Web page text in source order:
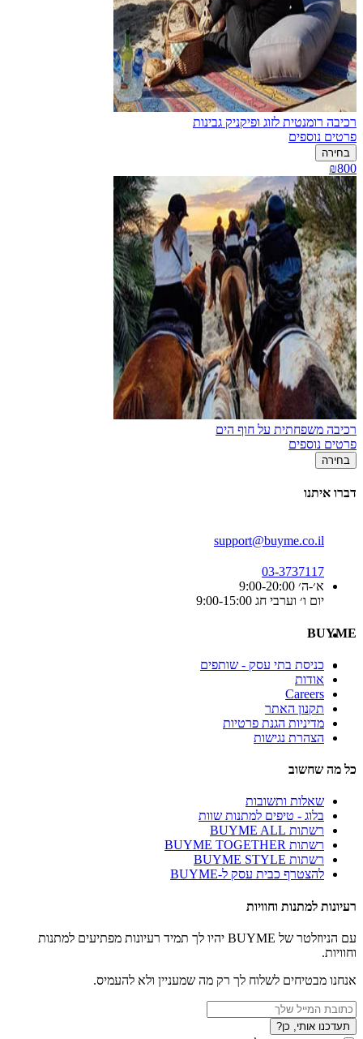
רכיבה רומנטית לזוג ופיקניק גבינות
פרטים נוספים
בחירה
₪800
רכיבה משפחתית על חוף הים
פרטים נוספים
בחירה
דברו איתנו
support@buyme.co.il
03-3737117
א׳-ה׳ 9:00-20:00
יום ו׳ וערבי חג 9:00-15:00
BUYME
כניסת בתי עסק - שותפים
אודות
Careers
תקנון האתר
מדיניות הגנת פרטיות
הצהרת נגישות
כל מה שחשוב
שאלות ותשובות
בלוג - טיפים למתנות שוות
רשתות BUYME ALL
רשתות BUYME TOGETHER
רשתות BUYME STYLE
להצטרף כבית עסק ל-BUYME
רעיונות למתנות וחוויות
עם הניוזלטר של BUYME יהיו לך תמיד רעיונות מפתיעים למתנות
וחוויות.
אנחנו מבטיחים לשלוח לך רק מה שמעניין ולא להעמיס.
תעדכנו אותי, כן?